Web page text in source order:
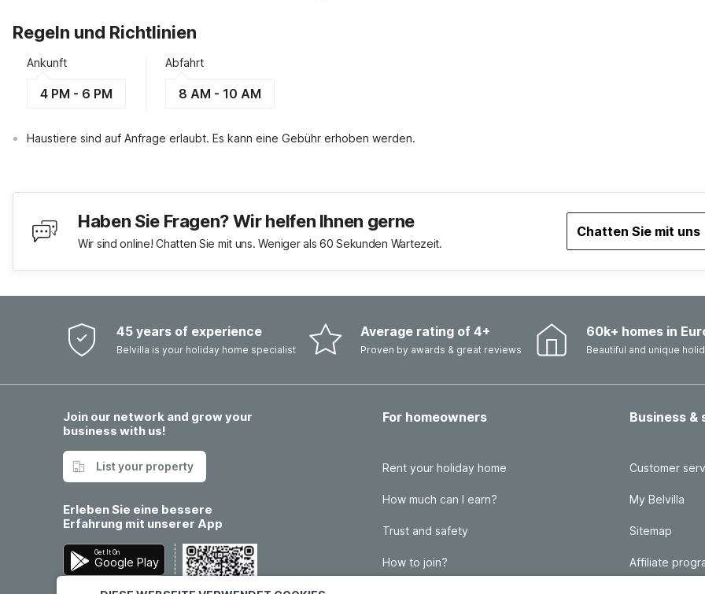
Regeln und Richtlinien
Ankunft
4 PM - 6 PM
Abfahrt
8 AM - 10 AM
Haustiere sind auf Anfrage erlaubt. Es kann eine Gebühr erhoben werden.
Haben Sie Fragen? Wir helfen Ihnen gerne
Wir sind online! Chatten Sie mit uns. Weniger als 60 Sekunden Wartezeit.
Chatten Sie mit uns
45 years of experience
Belvilla is your holiday home specialist
Average rating of 4+
Proven by awards & great reviews
60k+ homes in
Beautiful and unique
Join our network and grow your
business with us!
List your property
Erleben Sie eine bessere
Erfahrung mit unserer App
Get It On
Google Play
Download On The
For homeowners
Rent your holiday home
How much can I earn?
Trust and safety
How to join?
Business &
Customer
My Belvilla
Sitemap
Affiliate